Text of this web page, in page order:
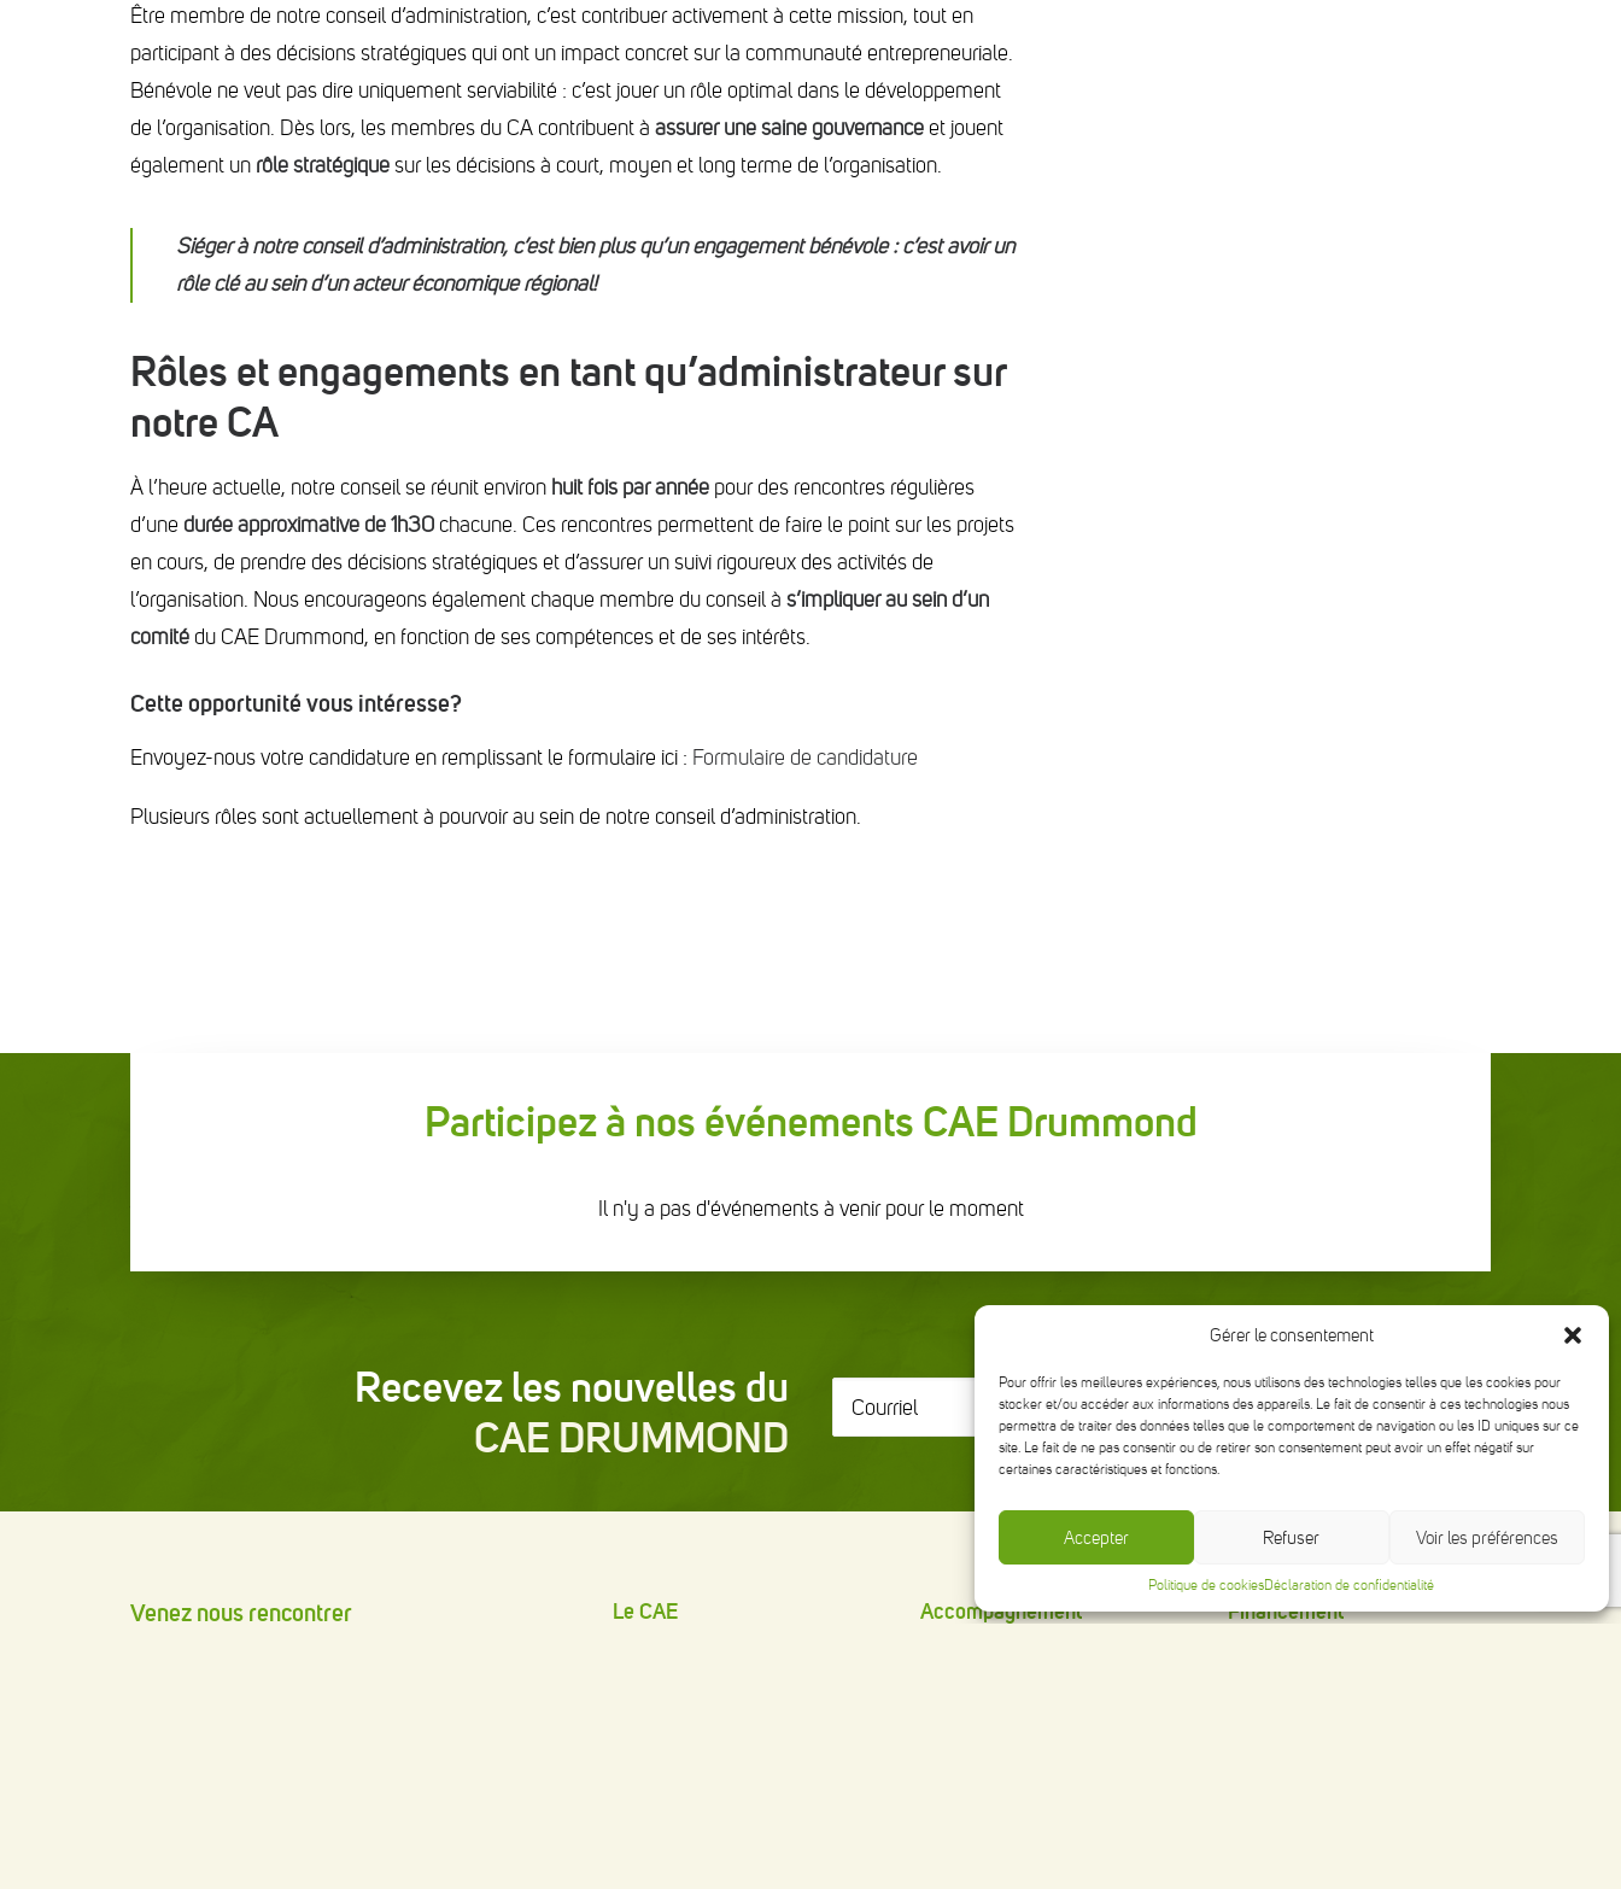
Gérer le consentement
Pour offrir les meilleures expériences, nous utilisons des technologies telles que les cookies pour
stocker et/ou accéder aux informations des appareils. Le fait de consentir à ces technologies nous
permettra de traiter des données telles que le comportement de navigation ou les ID uniques sur ce
site. Le fait de ne pas consentir ou de retirer son consentement peut avoir un effet négatif sur
certaines caractéristiques et fonctions.
Accepter Refuser Voir les préférences
Politique de cookiesDéclaration de confidentialité
Être membre de notre conseil d’administration, c’est contribuer activement à cette mission, tout en
participant à des décisions stratégiques qui ont un impact concret sur la communauté entrepreneuriale.
Bénévole ne veut pas dire uniquement serviabilité : c’est jouer un rôle optimal dans le développement
de l’organisation. Dès lors, les membres du CA contribuent à assurer une saine gouvernance et jouent
également un rôle stratégiquesur les décisions à court, moyen et long terme de l’organisation.
Siéger à notre conseil d’administration, c’est bien plus qu’un engagement bénévole : c’est avoir un
rôle clé au sein d’un acteur économique régional!
Rôles et engagements en tant qu’administrateur sur
notre CA
À l’heure actuelle, notre conseil se réunit environ huit fois par année pour des rencontres régulières
d’une durée approximative de 1h30 chacune. Ces rencontres permettent de faire le point sur les projets
en cours, de prendre des décisions stratégiques et d’assurer un suivi rigoureux des activités de
l’organisation. Nous encourageons également chaque membre du conseil à s’impliquer au sein d’un
comité du CAE Drummond, en fonction de ses compétences et de ses intérêts.
Cette opportunité vous intéresse?
Envoyez-nous votre candidature en remplissant le formulaire ici : Formulaire de candidature
Plusieurs rôles sont actuellement à pourvoir au sein de notre conseil d’administration.
Participez à nos événements CAE Drummond
Il n'y a pas d'événements à venir pour le moment
Recevez les nouvelles du
CAE DRUMMOND
Venez nous rencontrer Le CAE Accompagnement Financement